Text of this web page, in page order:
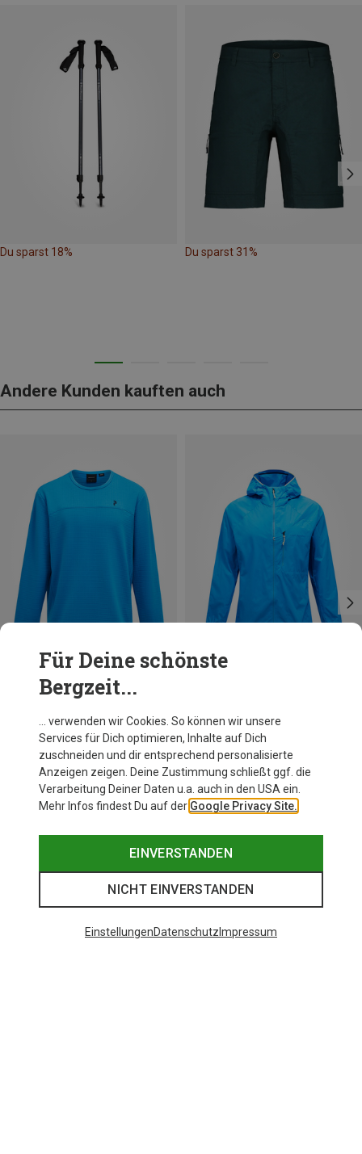
Du sparst 18% Du sparst 31%
Andere Kunden kauften auch
Du sparst 28%
Für Deine schönste
Bergzeit...
… verwenden wir Cookies. So können wir unsere
Services für Dich optimieren, Inhalte auf Dich
zuschneiden und dir entsprechend personalisierte
Anzeigen zeigen. Deine Zustimmung schließt ggf. die
Verarbeitung Deiner Daten u.a. auch in den USA ein.
Mehr Infos findest Du auf der Google Privacy Site.
EINVERSTANDEN
NICHT EINVERSTANDEN
EinstellungenDatenschutz Impressum